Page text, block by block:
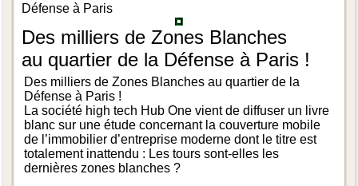
Défense à Paris
Des milliers de Zones Blanches
au quartier de la Défense à Paris !
Des milliers de Zones Blanches au quartier de la
Défense à Paris !
La société high tech Hub One vient de diffuser un livre
blanc sur une étude concernant la couverture mobile
de l’immobilier d’entreprise moderne dont le titre est
totalement inattendu : Les tours sont-elles les
dernières zones blanches ?